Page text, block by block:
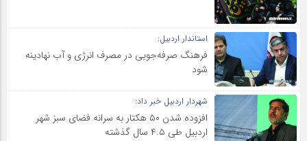
استاندار اردبیل:
فرهنگ صرفه‌جویی در مصرف انرژی و آب نهادینه
شود
شهردار اردبیل خبر داد:
افزوده شدن ۵۰ هکتار به سرانه فضای سبز شهر
اردبیل طی ۴.۵ سال گذشته